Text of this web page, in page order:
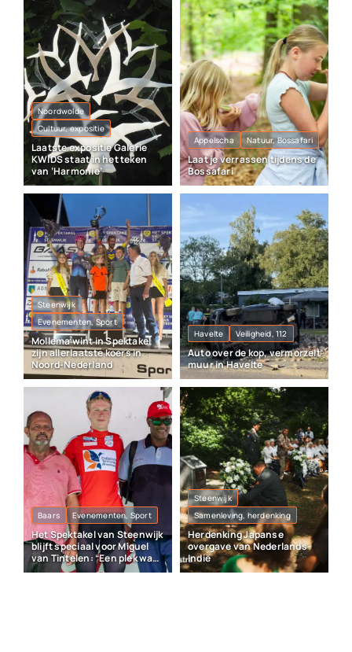
Noordwolde
Cultuur, expositie
Laatste expositie Galerie
KWIDS staat in het teken
van ‘Harmonie’
Appelscha Natuur, Bossafari
Laat je verrassen tijdens de
Bossafari
Steenwijk
Evenementen, Sport
Mollema wint in Spektakel
zijn allerlaatste koers in
Noord-Nederland
Havelte Veiligheid, 112
Auto over de kop, vermorzelt
muur in Havelte
Baars Evenementen, Sport
Het Spektakel van Steenwijk
blijft speciaal voor Miguel
van Tintelen: “Een plek waar
veel herinneringen liggen”
Steenwijk
Samenleving, herdenking
Herdenking Japanse
overgave van Nederlands-
Indië